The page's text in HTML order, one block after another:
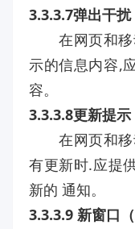
3.3.3.7弹出干扰
在网页和移
示的信息内容,
容。
3.3.3.8更新提示
在网页和移
有更新时.应提
新的 通知。
3.3.3.9 新窗口（